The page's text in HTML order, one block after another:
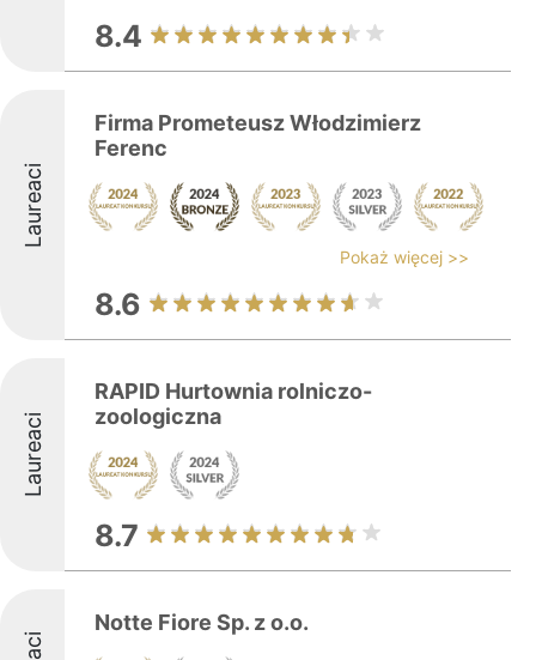
8.4
Laureaci
Firma Prometeusz Włodzimierz
Ferenc
Pokaż więcej >>
8.6
Laureaci
RAPID Hurtownia rolniczo-
zoologiczna
8.7
Notte Fiore Sp. z o.o.